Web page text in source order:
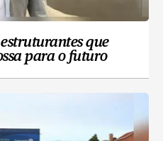
que
para o futuro